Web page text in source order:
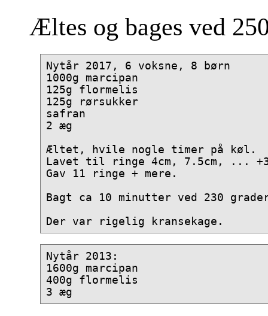
Æltes og bages ved
Nytår 2017, 6 voksne, 8 børn
1000g marcipan
125g flormelis
125g rørsukker
safran
2 æg
Æltet, hvile nogle timer på køl.
Lavet til ringe 4cm, 7.5cm, ...
Gav 11 ringe + mere.
Bagt ca 10 minutter ved 230
Nytår 2013:
1600g marcipan
400g flormelis